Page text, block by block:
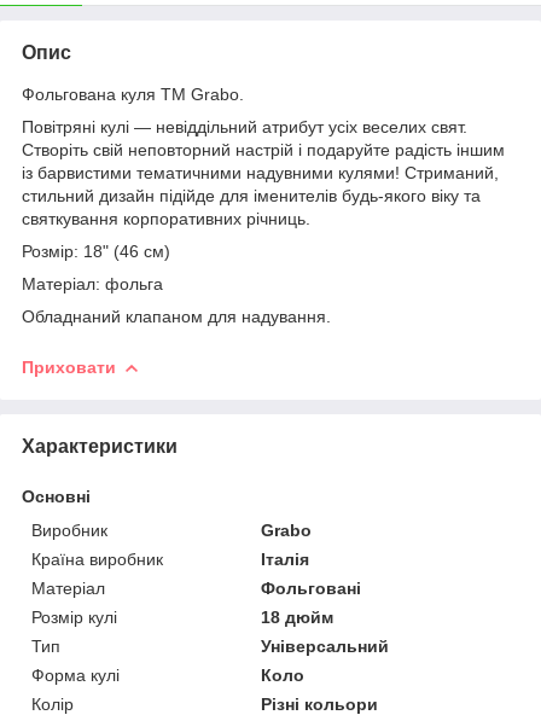
Опис
Фольгована куля ТМ Grabo.
Повітряні кулі — невіддільний атрибут усіх веселих свят.
Створіть свій неповторний настрій і подаруйте радість іншим
із барвистими тематичними надувними кулями! Стриманий,
стильний дизайн підійде для іменителів будь-якого віку та
святкування корпоративних річниць.
Розмір: 18" (46 см)
Матеріал: фольга
Обладнаний клапаном для надування.
Приховати
Характеристики
Основні
Виробник
Grabo
Країна виробник
Італія
Матеріал
Фольговані
Розмір кулі
18 дюйм
Тип
Універсальний
Форма кулі
Коло
Колір
Різні кольори